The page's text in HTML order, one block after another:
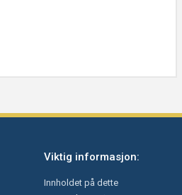
Viktig informasjon:
Innholdet på dette